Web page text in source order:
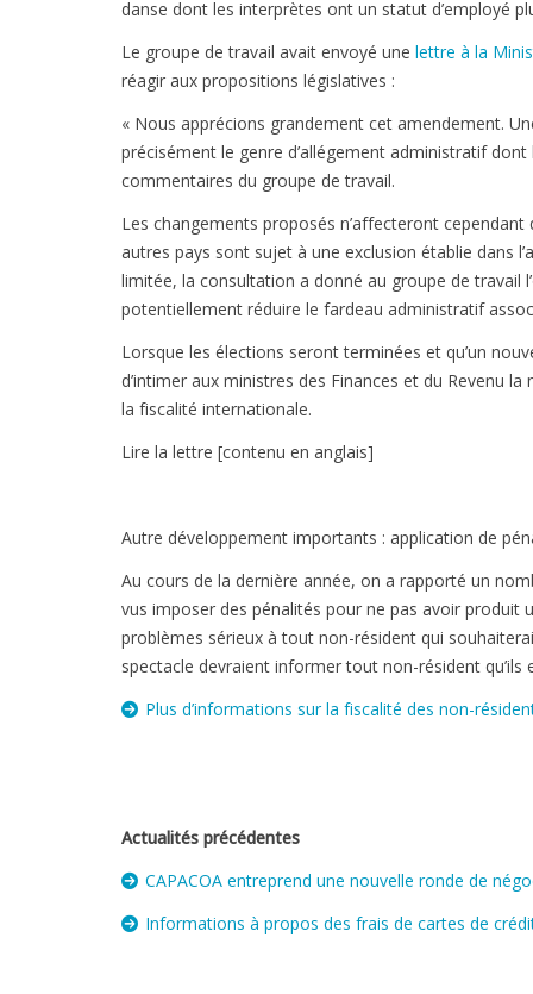
danse dont les interprètes ont un statut d’employé
Le groupe de travail avait envoyé une lettre à la
réagir aux propositions législatives :
« Nous apprécions grandement cet amendement.
précisément le genre d’allégement administratif
commentaires du groupe de travail.
Les changements proposés n’affecteront
autres pays sont sujet à une exclusion établie dans
limitée, la consultation a donné au groupe de travail
potentiellement réduire le fardeau administratif
Lorsque les élections seront terminées et qu’un
d’intimer aux ministres des Finances et du Revenu
la fiscalité internationale.
Lire la lettre [contenu en anglais]
Autre développement importants : application de
Au cours de la dernière année, on a rapporté un
vus imposer des pénalités pour ne pas avoir produit
problèmes sérieux à tout non-résident qui
spectacle devraient informer tout non-résident qu’ils
Plus d’informations sur la fiscalité des non-
Actualités précédentes
CAPACOA entreprend une nouvelle ronde de
Informations à propos des frais de cartes de